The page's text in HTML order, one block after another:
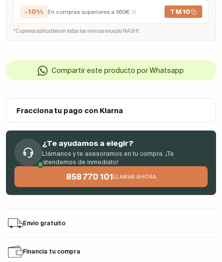
-10% En compras superiores a 950€ (*) TM10
* Cupones aplicables en todas las marcas excepto NASHI.
Compartir este producto por Whatsapp
Fracciona tu pago con Klarna
¿Te ayudamos a elegir?
Llámanos y te asesoramos en tu compra. ¡Te
atendemos de inmediato!
858 770 101 LLAMAR AHORA
Envío gratuito
Financia tu compra